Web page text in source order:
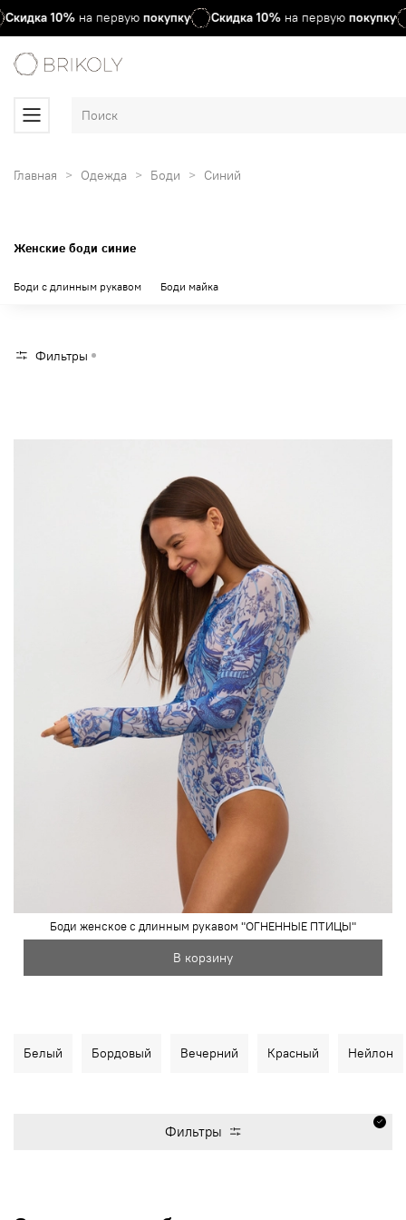
Скидка10%на первуюпокупку Скидка10%на первуюпокупку
Главная Одежда Боди Синий
Женские боди синие
Боди с длинным рукавом Боди майка
Фильтры
Боди женское с длинным рукавом "ОГНЕННЫЕ ПТИЦЫ"
В корзину
Белый Бордовый Вечерний Красный Нейлон
Фильтры